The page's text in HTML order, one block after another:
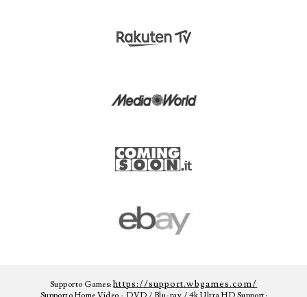
Supporto Games:https://support.wbgames.com/